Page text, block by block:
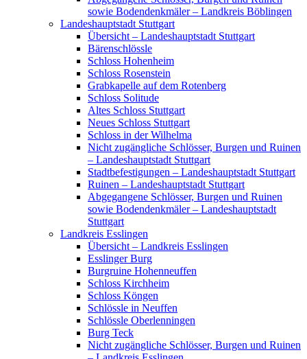
sowie Bodendenkmäler – Landkreis Böblingen
Landeshauptstadt Stuttgart
Übersicht – Landeshauptstadt Stuttgart
Bärenschlössle
Schloss Hohenheim
Schloss Rosenstein
Grabkapelle auf dem Rotenberg
Schloss Solitude
Altes Schloss Stuttgart
Neues Schloss Stuttgart
Schloss in der Wilhelma
Nicht zugängliche Schlösser, Burgen und Ruinen
– Landeshauptstadt Stuttgart
Stadtbefestigungen – Landeshauptstadt Stuttgart
Ruinen – Landeshauptstadt Stuttgart
Abgegangene Schlösser, Burgen und Ruinen
sowie Bodendenkmäler – Landeshauptstadt
Stuttgart
Landkreis Esslingen
Übersicht – Landkreis Esslingen
Esslinger Burg
Burgruine Hohenneuffen
Schloss Kirchheim
Schloss Köngen
Schlössle in Neuffen
Schlössle Oberlenningen
Burg Teck
Nicht zugängliche Schlösser, Burgen und Ruinen